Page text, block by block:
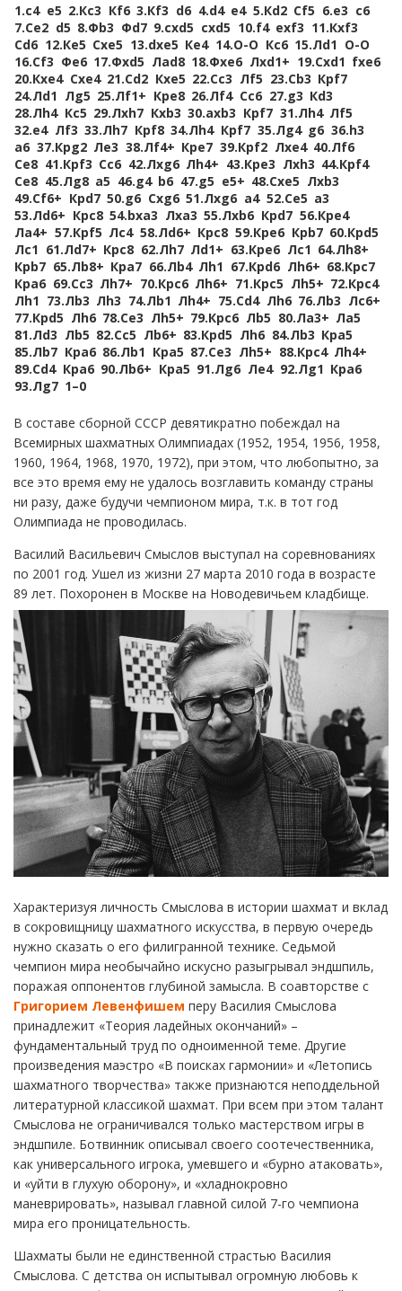
1.c4 e5 2.Кc3 Кf6 3.Кf3 d6 4.d4 e4 5.Кd2 Сf5 6.e3 c6
7.Сe2 d5 8.Фb3 Фd7 9.cxd5 cxd5 10.f4 exf3 11.Кxf3
Сd6 12.Кe5 Сxe5 13.dxe5 Кe4 14.O-O Кc6 15.Лd1 O-O
16.Сf3 Фe6 17.Фxd5 Лad8 18.Фxe6 Лxd1+ 19.Сxd1 fxe6
20.Кxe4 Сxe4 21.Сd2 Кxe5 22.Сc3 Лf5 23.Сb3 Крf7
24.Лd1 Лg5 25.Лf1+ Крe8 26.Лf4 Сc6 27.g3 Кd3
28.Лh4 Кc5 29.Лxh7 Кxb3 30.axb3 Крf7 31.Лh4 Лf5
32.e4 Лf3 33.Лh7 Крf8 34.Лh4 Крf7 35.Лg4 g6 36.h3
a6 37.Крg2 Лe3 38.Лf4+ Крe7 39.Крf2 Лxe4 40.Лf6
Сe8 41.Крf3 Сc6 42.Лxg6 Лh4+ 43.Крe3 Лxh3 44.Крf4
Сe8 45.Лg8 a5 46.g4 b6 47.g5 e5+ 48.Сxe5 Лxb3
49.Сf6+ Крd7 50.g6 Сxg6 51.Лxg6 a4 52.Сe5 a3
53.Лd6+ Крc8 54.bxa3 Лxa3 55.Лxb6 Крd7 56.Крe4
Лa4+ 57.Крf5 Лc4 58.Лd6+ Крc8 59.Крe6 Крb7 60.Крd5
Лc1 61.Лd7+ Крc8 62.Лh7 Лd1+ 63.Крe6 Лc1 64.Лh8+
Крb7 65.Лb8+ Крa7 66.Лb4 Лh1 67.Крd6 Лh6+ 68.Крc7
Крa6 69.Сc3 Лh7+ 70.Крc6 Лh6+ 71.Крc5 Лh5+ 72.Крc4
Лh1 73.Лb3 Лh3 74.Лb1 Лh4+ 75.Сd4 Лh6 76.Лb3 Лc6+
77.Крd5 Лh6 78.Сe3 Лh5+ 79.Крc6 Лb5 80.Лa3+ Лa5
81.Лd3 Лb5 82.Сc5 Лb6+ 83.Крd5 Лh6 84.Лb3 Крa5
85.Лb7 Крa6 86.Лb1 Крa5 87.Сe3 Лh5+ 88.Крc4 Лh4+
89.Сd4 Крa6 90.Лb6+ Крa5 91.Лg6 Лe4 92.Лg1 Крa6
93.Лg7 1–0
В составе сборной СССР девятикратно побеждал на
Всемирных шахматных Олимпиадах (1952, 1954, 1956, 1958,
1960, 1964, 1968, 1970, 1972), при этом, что любопытно, за
все это время ему не удалось возглавить команду страны
ни разу, даже будучи чемпионом мира, т.к. в тот год
Олимпиада не проводилась.
Василий Васильевич Смыслов выступал на соревнованиях
по 2001 год. Ушел из жизни 27 марта 2010 года в возрасте
89 лет. Похоронен в Москве на Новодевичьем кладбище.
Характеризуя личность Смыслова в истории шахмат и вклад
в сокровищницу шахматного искусства, в первую очередь
нужно сказать о его филигранной технике. Седьмой
чемпион мира необычайно искусно разыгрывал эндшпиль,
поражая оппонентов глубиной замысла. В соавторстве с
Григорием Левенфишем перу Василия Смыслова
принадлежит «Теория ладейных окончаний» –
фундаментальный труд по одноименной теме. Другие
произведения маэстро «В поисках гармонии» и «Летопись
шахматного творчества» также признаются неподдельной
литературной классикой шахмат. При всем при этом талант
Смыслова не ограничивался только мастерством игры в
эндшпиле. Ботвинник описывал своего соотечественника,
как универсального игрока, умевшего и «бурно атаковать»,
и «уйти в глухую оборону», и «хладнокровно
маневрировать», называл главной силой 7-го чемпиона
мира его проницательность.
Шахматы были не единственной страстью Василия
Смыслова. С детства он испытывал огромную любовь к